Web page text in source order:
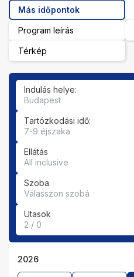
Más időpontok
Program leírás
Térkép
Indulás helye:
Budapest
Tartózkodási idő:
7-9 éjszaka
Ellátás
All inclusive
Szoba
Válasszon szobá
Utasok
2 / 0
2026